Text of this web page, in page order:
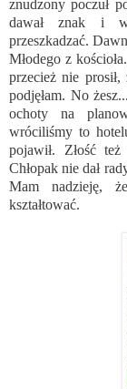
znudzony poczuł
dawał znak i w
przeszkadzać.
Młodego z
przecież nie
podjęłam. No
ochoty na
wróciliśmy to
pojawił. Złość
Chłopak nie dał
Mam nadzieję,
kształtować.